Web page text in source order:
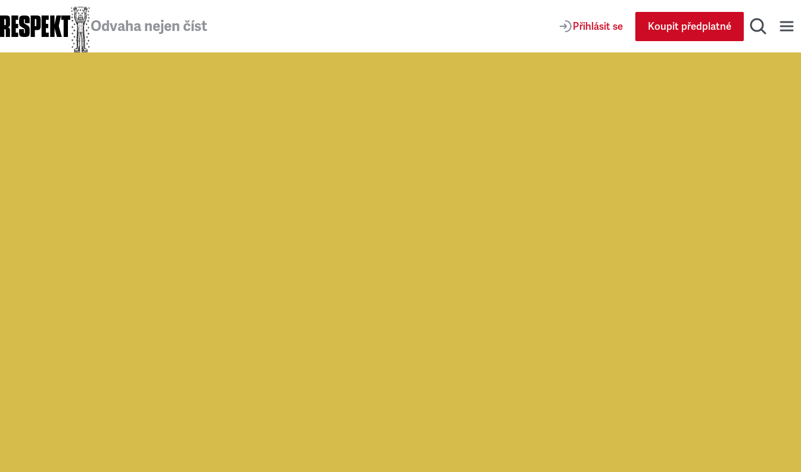
Odvaha nejen číst Přihlásit se Koupit předplatné